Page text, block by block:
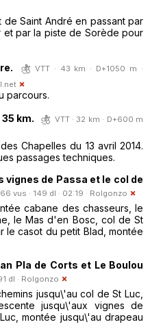
Saint André en passant par
par la piste de Sorède pour
VTT · 43 km · D+1050 m ·
parcours.
km.
VTT · 32 km · D+600 m
Chapelles du 13 avril 2014.
passages techniques.
vignes de Passa et le col de
vus · 149 dl · 02:19 · Rolgonzo
cabane des chasseurs, le
le Mas d'en Bosc, col de St
le casot du petit Blad, montée
Pla de Corts et Le Boulou
dl · Rolgonzo
jusqu\'au col de St Luc,
jusqu\'aux vignes de
montée jusqu\'au drapeau